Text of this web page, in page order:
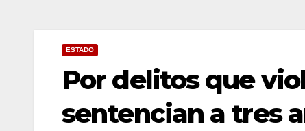
ESTADO
Por delitos que
sentencian a tres